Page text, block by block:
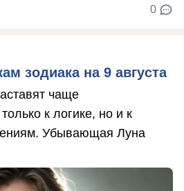
0
зодиака на 9 августа
чаще
к логике, но и к
Убывающая Луна